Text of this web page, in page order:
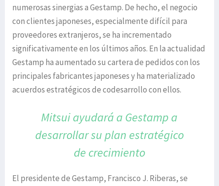
numerosas sinergias a Gestamp. De hecho, el negocio
con clientes japoneses, especialmente difícil para
proveedores extranjeros, se ha incrementado
significativamente en los últimos años. En la actualidad
Gestamp ha aumentado su cartera de pedidos con los
principales fabricantes japoneses y ha materializado
acuerdos estratégicos de codesarrollo con ellos.
Mitsui ayudará a Gestamp a
desarrollar su plan estratégico
de crecimiento
El presidente de Gestamp, Francisco J. Riberas, se